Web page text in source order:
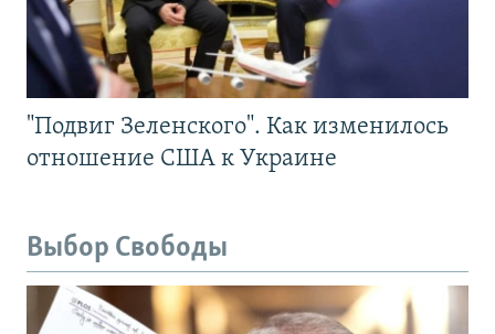
"Подвиг Зеленского". Как изменилось
отношение США к Украине
Выбор Свободы